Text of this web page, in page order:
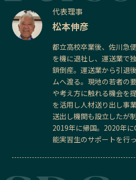
代表理事
松本伸彦
都立高校卒業後、佐川急
を機に退社し、運送業で
鎖倒産。運送業から引退
ムへ渡る。現地の若者の
や考え方に触れる機会を
を活用し人材送り出し事
送出し機関も設立したが
2019年に帰国。2020年
能実習生のサポートを行っ